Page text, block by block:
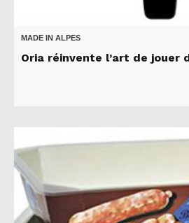
MADE IN ALPES
Oria réinvente l’art de jouer